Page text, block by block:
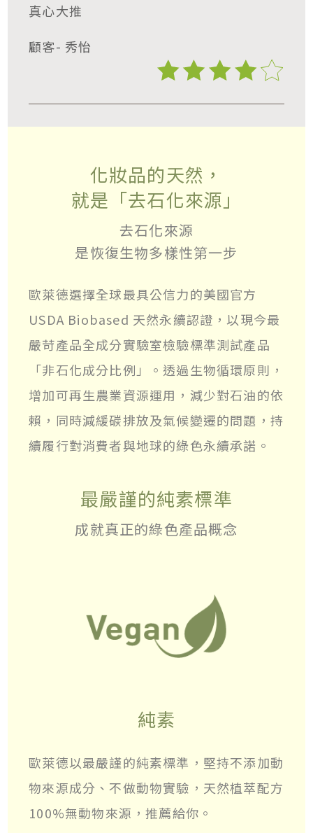
真心大推
顧客- 秀怡
化妝品的天然，
就是「去石化來源」
去石化來源
是恢復生物多樣性第一步
歐萊德選擇全球最具公信力的美國官方
USDA Biobased 天然永續認證，以現今最
嚴苛產品全成分實驗室檢驗標準測試產品
「非石化成分比例」。透過生物循環原則，
增加可再生農業資源運用，減少對石油的依
賴，同時減緩碳排放及氣候變遷的問題，持
續履行對消費者與地球的綠色永續承諾。
最嚴謹的純素標準
成就真正的綠色產品概念
純素
歐萊德以最嚴謹的純素標準，堅持不添加動
物來源成分、不做動物實驗，天然植萃配方
100%無動物來源，推薦給你。